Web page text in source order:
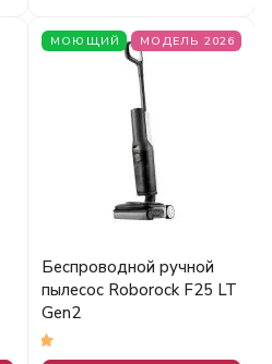
МОЮЩИЙ МОДЕЛЬ 2026
Беспроводной ручной
пылесос Roborock F25 LT
Gen2